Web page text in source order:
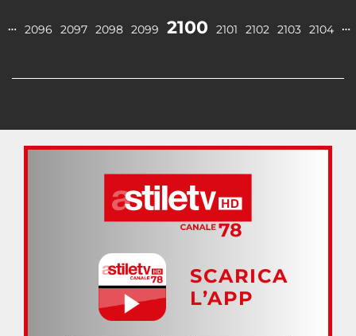
… 2096 2097 2098 2099 2100 2101 2102 2103 2104 …
SCARICA
L’APP